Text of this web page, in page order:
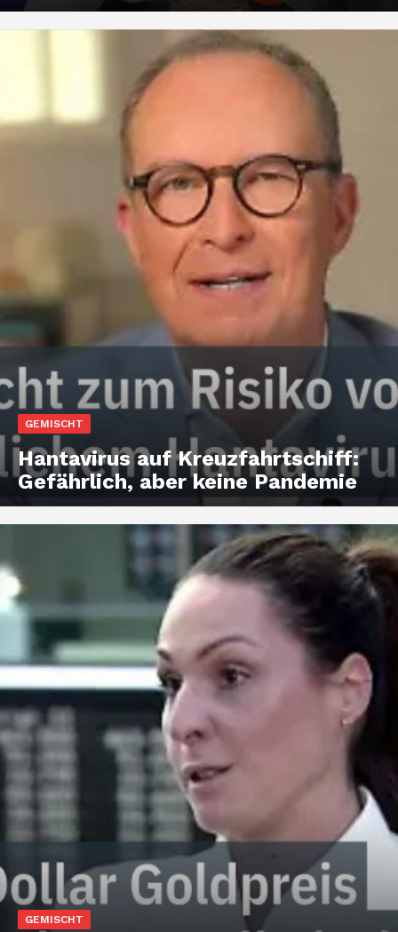
GEMISCHT
Hantavirus auf Kreuzfahrtschiff:
Gefährlich, aber keine Pandemie
GEMISCHT